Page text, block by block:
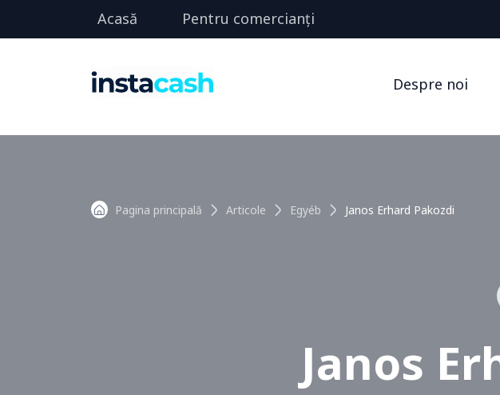
Acasă Pentru comercianți
Despre noi
Pagina principală Articole Egyéb Janos Erhard Pakozdi
Janos